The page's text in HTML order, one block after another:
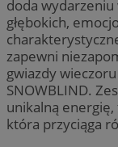
doda
głębokich,
zapewni
gwiazdy wieczoru
SNOWBLIND.
unikalną
która przyciąga